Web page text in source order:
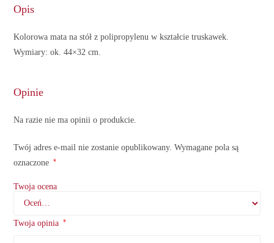
Opis
Kolorowa mata na stół z polipropylenu w kształcie truskawek.
Wymiary: ok. 44×32 cm.
Opinie
Na razie nie ma opinii o produkcie.
Twój adres e-mail nie zostanie opublikowany. Wymagane pola są
oznaczone
*
Twoja ocena
Twoja opinia *